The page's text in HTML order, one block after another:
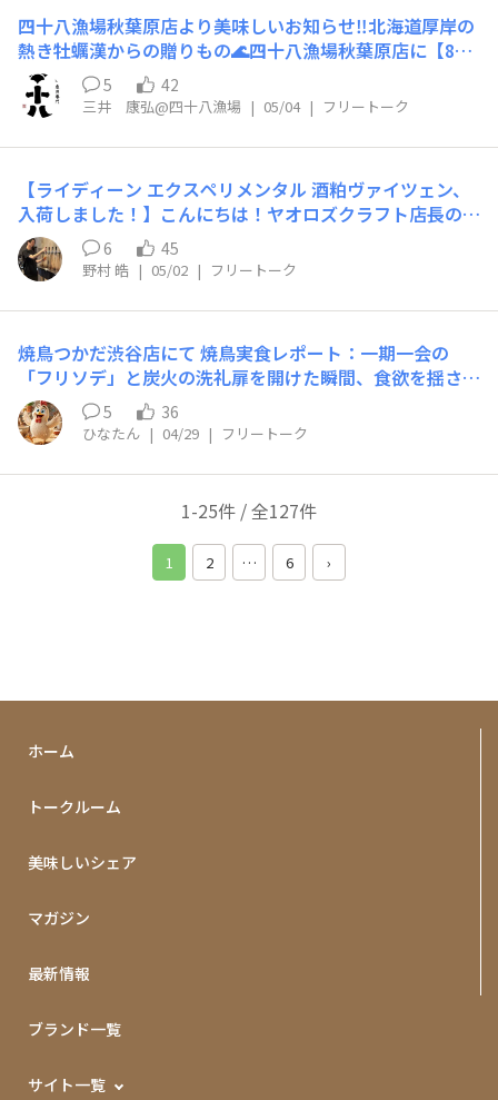
店は他にも元気でパワフルなスタッフ勢揃い！お料理も、
四十八漁場では府中店限定で、おでんのメニューもご用意
しております！是非近くにご用の際は四十八漁場 府中店
でお待ちしております！
まるでパールです🦪💍ブリの腹側かと見間違えるくらいの
白濁ぐあいで、それだけ脂がのっているんですね！鮮度管
理バッチリで身質もよく、上品な旨みと抜群の脂の甘み
に、度肝すら抜かれてしまいました！〜・〜・〜高知フェ
ア真っ盛りの横浜店の本気盛り紹介……いかがでしたでし
ょうか？明日以降も、その時々の素晴らしい魚盛り込んで
バッチリな、佐賀串浦伊藤さんのアイゴもおのせしま
す！）その他にも・抜群の鮮度や他者多様な魚種楽しんで
もらうための多様な薬味（京都産九条ネギ、粗塩、柑橘、
奄美酢味噌、生姜等々…）🧂・氷嚢など、生産者さんから
届いた魚を完璧な状態保つための料理人の取り組み🐟
👩🏻‍🍳など、生産者さんも、商材も、料理人も、伝えるホ
是非お近くお立ち寄りの際は、四十八漁場で、その時々の
鮮魚を楽しんでみてくださいね！それでは、四十八漁場で
またお会いしましょう🫰……以上、横浜より、岸本がお届
けいたしました😊
生キムチ・酢もつ・豚タンネギ塩・めんたま・ポテトフラ
イ※2名様から。※予告なく変更、終了する場合がござい
ます。※当日でも承ります。GWもぜひ芝浦食肉池袋東口
店に！お待ちしております(*^^*)
四十八漁場秋葉原店より美味しいお知らせ‼️北海道厚岸の
熱き牡蠣漢からの贈りもの🌊四十八漁場秋葉原店に【83
（やっさん）oyster】が入荷しましたので紹介させてい
ただきます！‼️・産地・漁師北海道厚岸 越野泰司さんよ
り‼️・美味しい理由沖出しに行って厚岸湖のプランクトン
をたっぷり含ませ、また沖から牡蠣を取ってきて殻につい
な自然な力と越野さんの努力と拘りと愛と想いが乗った最
強牡蠣‼️・おすすめ調理法天ぷらも美味しいけどやっぱり
生で‼️・食べた感想身入り良く濃厚な味わい、そして食感
も良く噛めば噛むほど牡蠣の旨味がジュワーっと‼️数に限
非、秋葉原店で越野さんの愛した牡蠣を食べに来て下さ
い‼️四十八漁場AKBからでしたーー🫰
5 42
三井 康弘@四十八漁場 | 05/04 | フリートーク
【ライディーン エクスペリメンタル 酒粕ヴァイツェン、
入荷しました！】こんにちは！ヤオロズクラフト店長の野
村です。今回は、今しか飲めない限定ビールのご案内で
す。八海山のクラフトビールブランド「RYDEEN BEER」
が、久しぶりに試験醸造シリーズ「エクスペリメンタル」
を発売しました。今回のテーマはなんと『酒粕』。日本酒
は今回が初とのことです。使用しているのは、本醸造の酒
を搾ったばかりの新鮮な酒粕。素材の鮮度にもこだわっ
た、日本酒蔵ならではの一杯です。グラスに注ぐとバナナ
のような甘く華やかな香りが広がり、口に含むと心地よい
青々としたアロマが抜け、爽やかで何杯でも飲み進めてし
まいそうな一杯に仕上がっています。試験醸造のため製造
で、今月末〜来月頭には終了の見込みです。この機会をぜ
ひお見逃しなく。皆様のご来店をお待ちしております！
6 45
野村 皓 | 05/02 | フリートーク
焼鳥つかだ渋谷店にて 焼鳥実食レポート：一期一会の
「フリソデ」と炭火の洗礼扉を開けた瞬間、食欲を揺さぶ
る炭の香ばしい匂いに包まれる。今日のお目当ては、一羽
からわずか一串分しか取れないという希少部位「フリソ
デ」だ。究極の希少部位「フリソデ」の衝撃まずはその
「フリソデ」から。手羽元と胸肉の間に位置するこの部位
は、まさに鶏肉のいいとこ取り。炭火で丁寧に炙られた皮
目は驚くほどパリッと香ばしく、歯を立てれば中から瑞々
しくジューシーな肉汁が溢れ出す。胸肉のような上品な旨
味がありながら、手羽特有のコクのある脂も感じられ、そ
めるたびに押し返すような弾力があり、噛めば噛むほど地
集中する贅沢な時間この店の素晴らしさは、一本一本が最
く、焼き上がった瞬間に目の前へ届くスタイル。そのた
め、常に「今が一番美味しい温度」で鶏と向き合うことが
れを炭火という魔法で昇華させる職人の技。一本、また一
少なフリソデと、伝統のモモ焼き。それらをゆっくりと味
った。
5 36
ひなたん | 04/29 | フリートーク
1-25件 / 全127件
1 2 … 6 ›
ホーム
トークルーム
美味しいシェア
マガジン
最新情報
ブランド一覧
サイト一覧